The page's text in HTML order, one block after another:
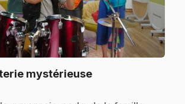
mystérieuse.